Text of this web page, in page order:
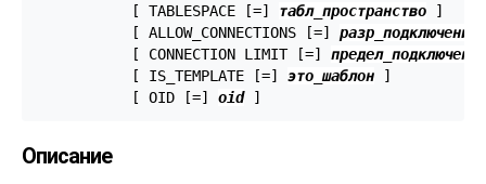
           [ TABLESPACE [=]
табл_пространство ]
           [ ALLOW_CONNECTIONS [=]
разр_подключения
           [ CONNECTION LIMIT [=]
предел_подключений
           [ IS_TEMPLATE [=]
это_шаблон ]
           [ OID [=]
oid ]
Описание